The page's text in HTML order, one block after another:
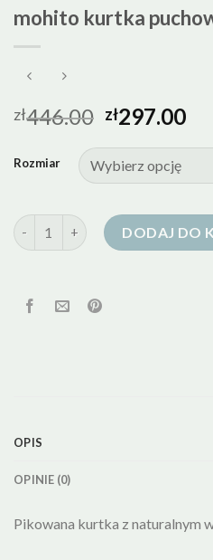
mohito kurtka
zł446.00 zł297.00
Rozmiar
ilość mohito kurtka puchowa
DODAJ DO
OPIS
OPINIE (0)
Pikowana kurtka z naturalnym